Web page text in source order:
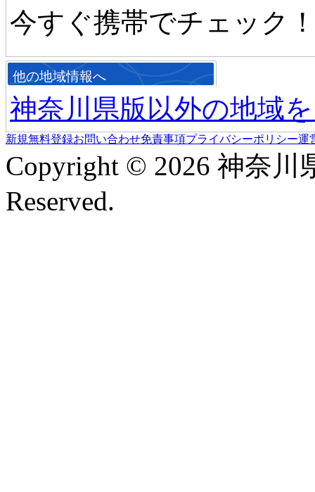
今すぐ携帯でチェック
他の地域情報へ
神奈川県版以外の地域
新規無料登録お問い合わせ免責事項プライバシーポリシー運
Copyright © 2026 神奈
Reserved.